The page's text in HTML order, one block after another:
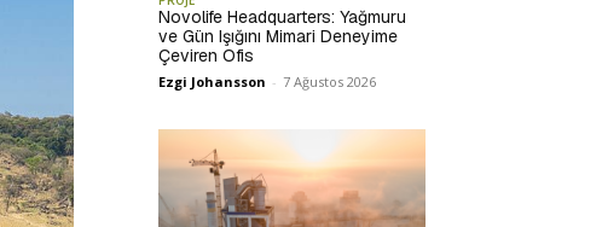
Novolife Headquarters: Yağmuru
ve Gün Işığını Mimari Deneyime
Çeviren Ofis
Ezgi Johansson - 7 Ağustos 2026